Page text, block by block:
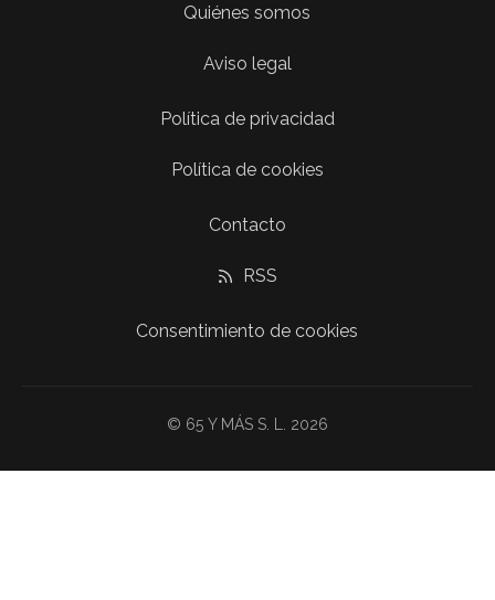
Quiénes somos
Aviso legal
Política de privacidad
Política de cookies
Contacto
RSS
Consentimiento de cookies
© 65 Y MÁS S. L. 2026